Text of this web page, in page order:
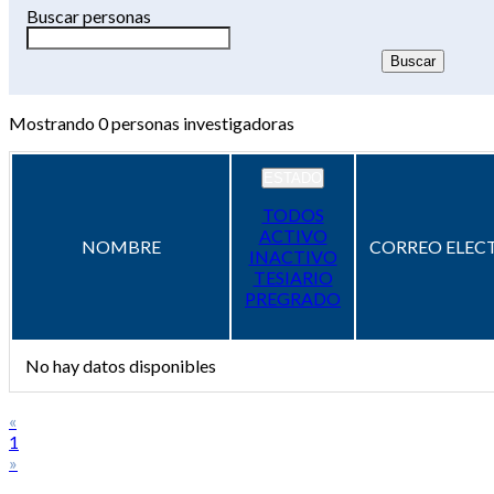
Buscar personas
Mostrando0personas investigadoras
NOMBRE
TODOS
ACTIVO
INACTIVO
TESIARIO
PREGRADO
CORREO
No hay datos disponibles
«
1
»